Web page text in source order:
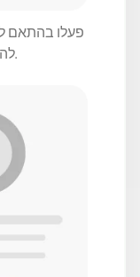
פעלו בהתאם
להורדת תכנת האנטי וירוס.